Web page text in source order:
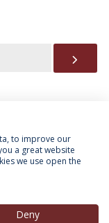
to improve our
a great website
we use open the
Deny